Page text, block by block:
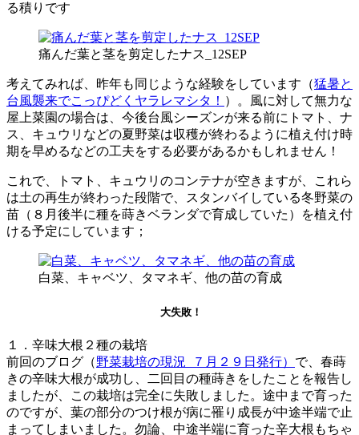
る積りです
痛んだ葉と茎を剪定したナス_12SEP
考えてみれば、昨年も同じような経験をしています（猛暑と
台風襲来でこっぴどくヤラレマシタ！ ）。風に対して無力な
屋上菜園の場合は、今後台風シーズンが来る前にトマト、ナ
ス、キュウリなどの夏野菜は収穫が終わるように植え付け時
期を早めるなどの工夫をする必要があるかもしれません！
これで、トマト、キュウリのコンテナが空きますが、これら
は土の再生が終わった段階で、スタンバイしている冬野菜の
苗（８月後半に種を蒔きベランダで育成していた）を植え付
ける予定にしています；
白菜、キャベツ、タマネギ、他の苗の育成
大失敗！
１．辛味大根２種の栽培
前回のブログ（野菜栽培の現況_７月２９日発行） で、春蒔
きの辛味大根が成功し、二回目の種蒔きをしたことを報告し
ましたが、この栽培は完全に失敗しました。途中まで育った
のですが、葉の部分のつけ根が病に罹り成長が中途半端で止
まってしまいました。勿論、中途半端に育った辛大根もちゃ